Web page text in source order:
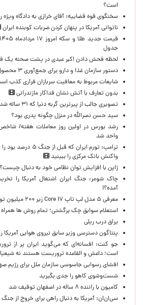
است؟
سخنگوی قوه قضاییه: آقای خرازی به دادگاه
ناتوانی آمریکا در پنهان کردن ضربات کوبنده ایران
جدول
لحظه‌ فحش دادن اکبر عبدی در پشت صحنه یک
دستور سازمان غذا و دارو برای جمع‌آوری ۳ محصول سلامت‌محور
شایعات مربوط به معافیت سربازان فراری کذب
بدون تعارف با آتش نشان فداکار مازندرانی
تصویری جالب از پیرترین گربه دنیا که ۳۱ ساله شد
سید حسن نصرالله در منزل چگونه پدری بود؟
واحد شد
واکنش بانک مرکزی را ببینید
ژاپن با افزایش توان نظامی خود به دنبال چیست؟
چاک شومر: جنگ ایران اشتغال آمریکا را
آمده؟!
معرفی ۵ مدل لپ تاپ Core i۷ زیر ۲۰۰ میلیون تومان
استعلام سوابق چک برگشتی؛ تمام روش ها
یراق درب ریلی
پنتاگون دسترسی وزیر سابق نیروی هوایی آمریکا
جو کنت: افسانه‌ای که می‌گوید ایران پر از
است؛ داعش و القاعده تروریست هستند نه
افشای رسوایی جاسوسی سازمان ملل برای رژیم
شست‌وشوی کاهو را جدی بگیرید
کامیون با راننده ۸ ساله در اصفهان توقیف شد
سی‌ان‌ان: آمریکا به دنبال راهی برای خروج از